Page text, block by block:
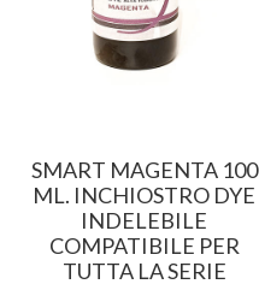
SMART MAGENTA 100
ML. INCHIOSTRO DYE
INDELEBILE
COMPATIBILE PER
TUTTA LA SERIE